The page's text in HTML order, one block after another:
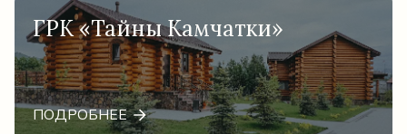
ГРК «Тайны Камчатки»
ПОДРОБНЕЕ